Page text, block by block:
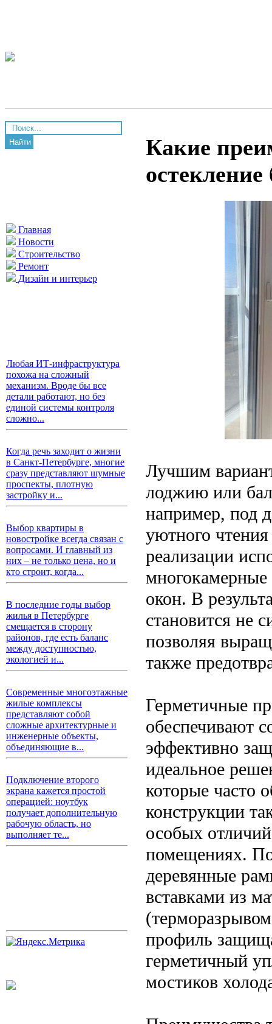
Найти
Главная
Новости
Строительство
Ремонт
Дизайн и интерьер
Любая ИТ-инфраструктура
похожа на сложный
механизм. Вроде бы все
детали работают, но без
единой системы контроля
сложно...
Когда речь заходит о жизни
в Санкт-Петербурге, многие
сразу представляют шумные
проспекты, плотную
застройку и...
Выбор квартиры в
новостройке всегда связан с
вопросами. И главный из
них – не только цена, но и
кто строит, когда...
В последние годы выбор
жилья в Петербурге
смещается в сторону
районов, где есть баланс
между доступностью,
экологией и...
Современные многоэтажные
жилые комплексы
представляют собой
сложные архитектурные и
инженерные объекты,
объединяющие в...
Подключение второго
экрана кажется простой
операцией: ноутбук
получает дополнительную
рабочую область, но
выполняет те...
Какие
Лучшим
лоджию или
например, под
уютного чтения
реализации
окон. В
становится не
позволяя
также
Герметичные
обеспечивают
эффективно
идеальное
которые часто
конструкции
особых
помещениях.
деревянные
вставками из
профиль
герметичный
мостиков